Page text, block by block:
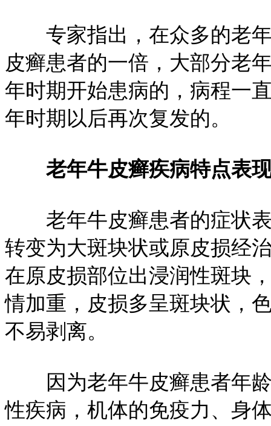
专家指出，在众多的老年
皮癣患者的一倍，大部分老
年时期开始患病的，病程一
年时期以后再次复发的。
老年牛皮癣疾病特点表
老年牛皮癣患者的症状表
转变为大斑块状或原皮损经
在原皮损部位出浸润性斑块
情加重，皮损多呈斑块状，
不易剥离。
因为老年牛皮癣患者年龄
性疾病，机体的免疫力、身